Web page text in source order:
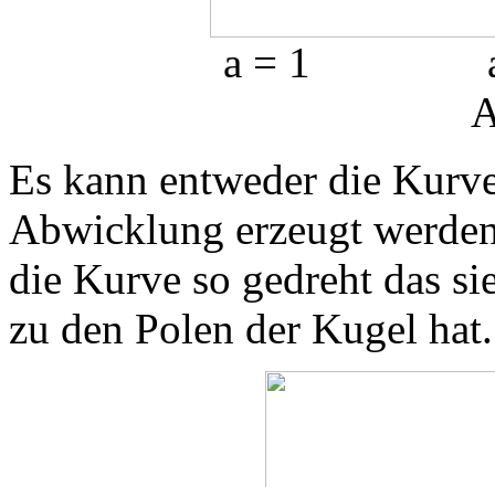
a = 1
Es kann entweder die
Abwicklung erzeugt
die Kurve so gedreht das
zu den Polen der Kugel hat.